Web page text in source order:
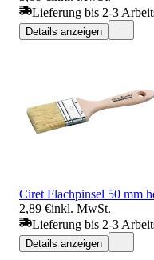
Lieferung bis 2-3
Details anzeigen
Ciret Flachpinsel 50 mm
2,89 €inkl. MwSt.
Lieferung bis 2-3
Details anzeigen